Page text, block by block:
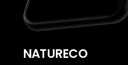
NATURECO